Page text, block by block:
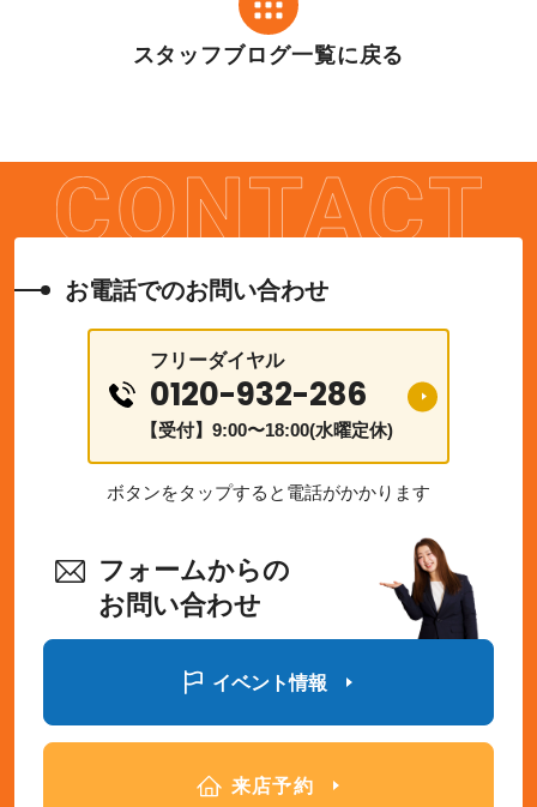
スタッフブログ一覧に戻る
お電話でのお問い合わせ
フリーダイヤル
0120-932-286
【受付】9:00〜18:00(水曜定休)
ボタンをタップすると電話がかかります
フォームからの
お問い合わせ
イベント情報
来店予約